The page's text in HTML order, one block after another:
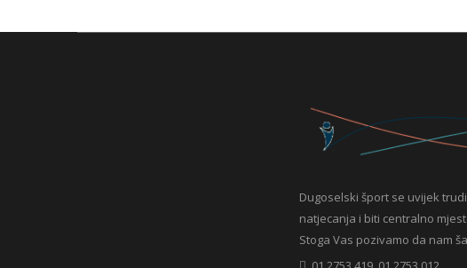
Dugoselski šport se uvijek
natjecanja i biti centralno
Stoga Vas pozivamo da nam